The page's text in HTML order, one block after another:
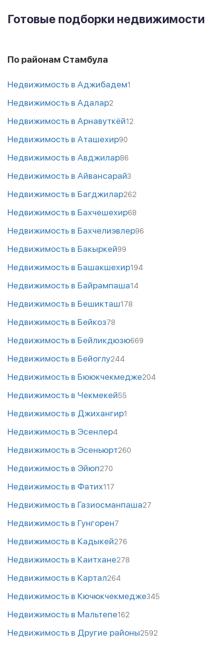
Готовые подборки недвижимости
По районам Стамбула
Недвижимость в Аджибадем1
Недвижимость в Адалар2
Недвижимость в Арнавуткёй12
Недвижимость в Аташехир90
Недвижимость в Авджилар86
Недвижимость в Айвансарай3
Недвижимость в Багджилар262
Недвижимость в Бахчешехир68
Недвижимость в Бахчелиэвлер96
Недвижимость в Бакыркей99
Недвижимость в Башакшехир194
Недвижимость в Байрампаша14
Недвижимость в Бешикташ178
Недвижимость в Бейкоз78
Недвижимость в Бейликдюзю669
Недвижимость в Бейоглу244
Недвижимость в Бююкчекмедже204
Недвижимость в Чекмекей55
Недвижимость в Джихангир1
Недвижимость в Эсенлер4
Недвижимость в Эсеньюрт260
Недвижимость в Эйюп270
Недвижимость в Фатих117
Недвижимость в Газиосманпаша27
Недвижимость в Гунгорен7
Недвижимость в Кадыкей276
Недвижимость в Каитхане278
Недвижимость в Картал264
Недвижимость в Кючюкчекмедже345
Недвижимость в Мальтепе162
Недвижимость в Другие районы2592